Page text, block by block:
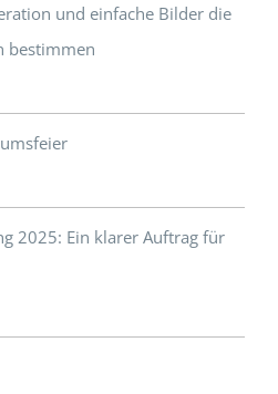
und einfache Bilder die
bestimmen
2025: Ein klarer Auftrag für